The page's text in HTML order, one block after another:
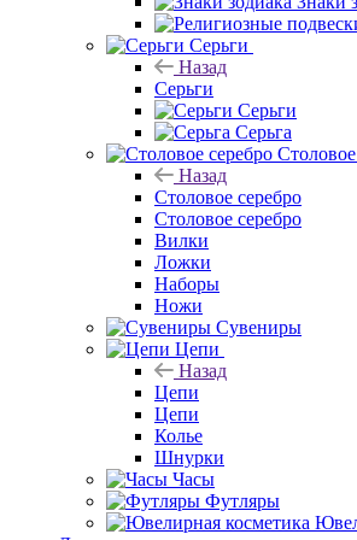
Серьги
Назад
Серьги
Серьги
Серьга
Назад
Столовое серебро
Столовое серебро
Вилки
Ложки
Наборы
Ножи
Сувениры
Цепи
Назад
Цепи
Цепи
Колье
Шнурки
Часы
Футляры